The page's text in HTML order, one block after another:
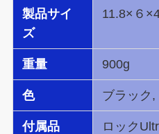
製品サイ
ズ
11.8×６
重量 900g
色 ブラック,
付属品
ロック